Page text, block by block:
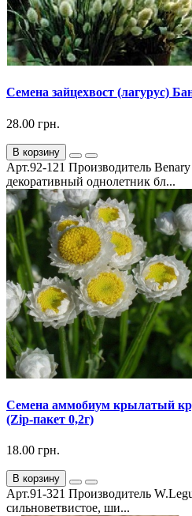
Семена зайцехвост (лагурус)
28.00 грн.
В корзину
Арт.92-121 Производитель
декоративный однолетник бл...
Семена аммобиум крылатый
(Zip-пакет 0,2г)
18.00 грн.
В корзину
Арт.91-321 Производитель
сильноветвистое, ши...